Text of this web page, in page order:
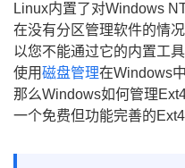
Linux内置了对Windows
在没有分区管理软件的情
以您不能通过它的内置工
使用磁盘管理在Windows
那么Windows如何管理
一个免费但功能完善的